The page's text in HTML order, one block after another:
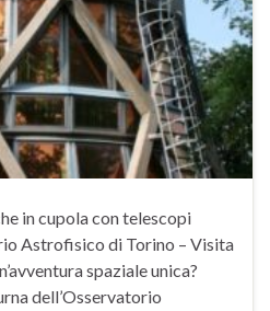
in cupola con telescopi
Astrofisico di Torino – Visita
spaziale unica?
dell’Osservatorio